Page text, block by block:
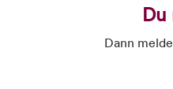
Du
Dann